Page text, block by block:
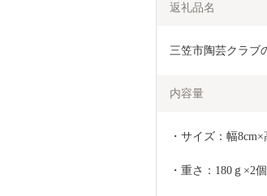
返礼品名
内容量
・サイズ：幅8cm×
・重さ：180ｇ×2個